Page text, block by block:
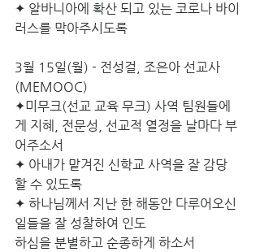
✦ 알바니아에 확산 되고 있는 코로나 바이
러스를 막아주시도록
3월 15일(월) - 전성걸, 조은아 선교사
(MEMOOC)
✦미무크(선교 교육 무크) 사역 팀원들에
게 지혜, 전문성, 선교적 열정을 날마다 부
어주소서
✦ 아내가 맡겨진 신학교 사역을 잘 감당
할 수 있도록
✦ 하나님께서 지난 한 해동안 다루어오신
일들을 잘 성찰하여 인도
하심을 분별하고 순종하게 하소서